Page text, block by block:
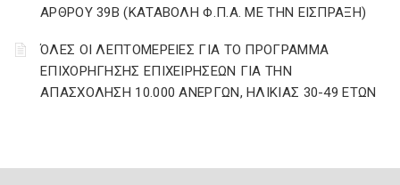
ΑΡΘΡΟΥ 39Β (ΚΑΤΑΒΟΛΗ Φ.Π.Α. ΜΕ ΤΗΝ ΕΙΣΠΡΑΞΗ)
ΌΛΕΣ ΟΙ ΛΕΠΤΟΜΕΡΕΙΕΣ ΓΙΑ ΤΟ ΠΡΟΓΡΑΜΜΑ
ΕΠΙΧΟΡΗΓΗΣΗΣ ΕΠΙΧΕΙΡΗΣΕΩΝ ΓΙΑ ΤΗΝ
ΑΠΑΣΧΟΛΗΣΗ 10.000 ΑΝΕΡΓΩΝ, ΗΛΙΚΙΑΣ 30-49 ΕΤΩΝ